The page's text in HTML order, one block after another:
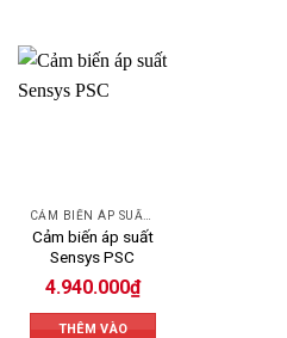
Cảm biến áp suất
Sensys PSC
4.940.000₫
THÊM VÀO